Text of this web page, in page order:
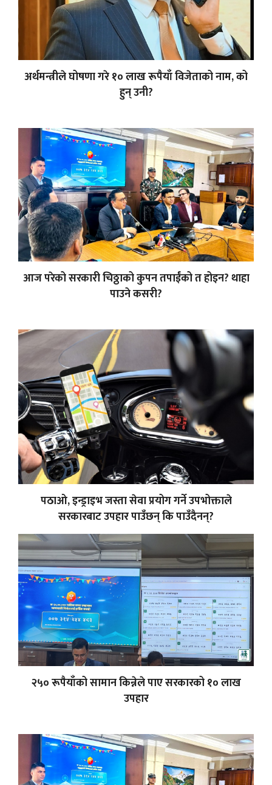
अर्थमन्त्रीले घोषणा गरे १० लाख रूपैयाँ विजेताको नाम, को
हुन् उनी?
आज परेको सरकारी चिठ्ठाको कुपन तपाईंको त होइन? थाहा
पाउने कसरी?
पठाओ, इन्ड्राइभ जस्ता सेवा प्रयोग गर्ने उपभोक्ताले
सरकारबाट उपहार पाउँछन् कि पाउँदैनन्?
२५० रूपैयाँको सामान किन्नेले पाए सरकारको १० लाख
उपहार